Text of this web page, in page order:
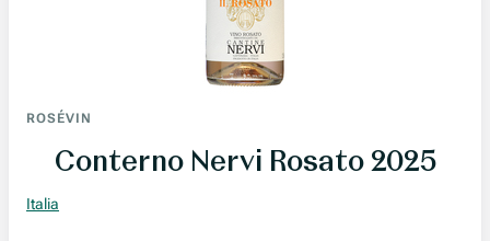
ROSÉVIN
Conterno Nervi Rosato 2025
Italia